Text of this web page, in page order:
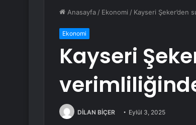
Anasayfa / Ekonomi / Kayseri Şeker’den
Ekonomi
Kayseri
DİLAN BİÇER Eylül 3, 2025